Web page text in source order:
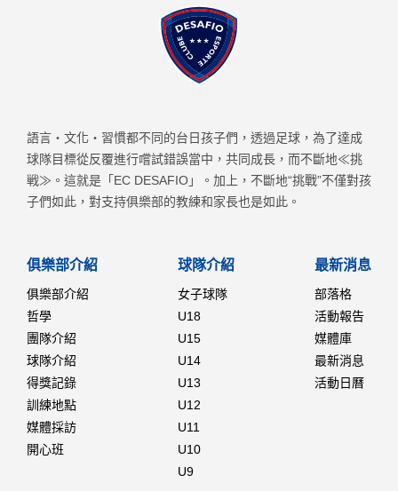
語言・文化・習慣都不同的台日孩子們，透過足球，為了達成
球隊目標從反覆進行嚐試錯誤當中，共同成長，而不斷地≪挑
戦≫。這就是「EC DESAFIO」。加上，不斷地“挑戰”不僅對孩
子們如此，對支持俱樂部的教練和家長也是如此。
俱樂部介紹
俱樂部介紹
哲學
團隊介紹
球隊介紹
得獎記錄
訓練地點
媒體採訪
開心班
球隊介紹
女子球隊
U18
U15
U14
U13
U12
U11
U10
U9
最新消息
部落格
活動報告
媒體庫
最新消息
活動日曆